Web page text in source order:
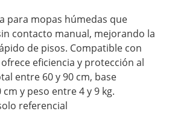
para mopas húmedas que
contacto manual, mejorando la
de pisos. Compatible con
eficiencia y protección al
entre 60 y 90 cm, base
y peso entre 4 y 9 kg.
referencial